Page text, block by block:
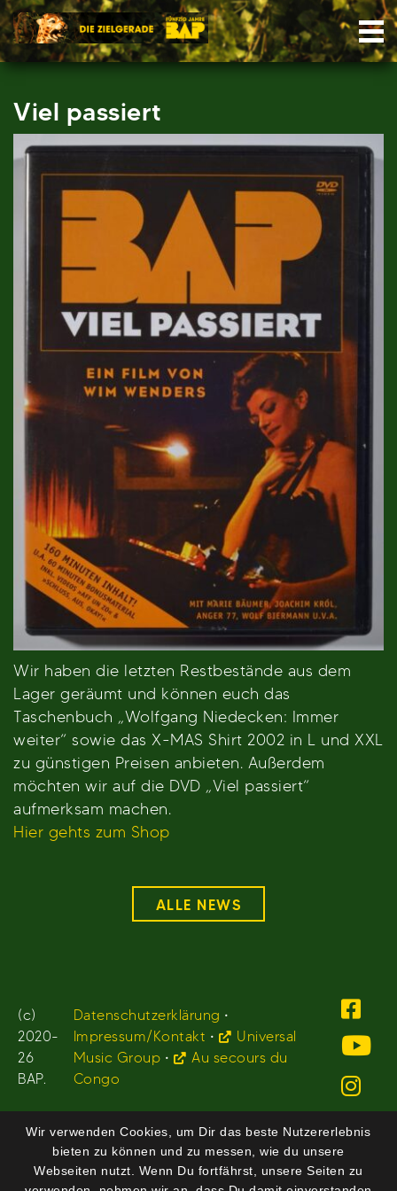
Skip
to
content
Viel passiert
Wir haben die letzten Restbestände aus dem
Lager geräumt und können euch das
Taschenbuch „Wolfgang Niedecken: Immer
weiter“ sowie das X-MAS Shirt 2002 in L und XXL
zu günstigen Preisen anbieten. Außerdem
möchten wir auf die DVD „Viel passiert“
aufmerksam machen.
Hier gehts zum Shop
ALLE NEWS
(c)
2020-
26
BAP.
Datenschutzerklärung •
Impressum/Kontakt •
Universal
Music Group •
Au secours du
Congo
Wir verwenden Cookies, um Dir das beste Nutzererlebnis
bieten zu können und zu messen, wie du unsere
Webseiten nutzt. Wenn Du fortfährst, unsere Seiten zu